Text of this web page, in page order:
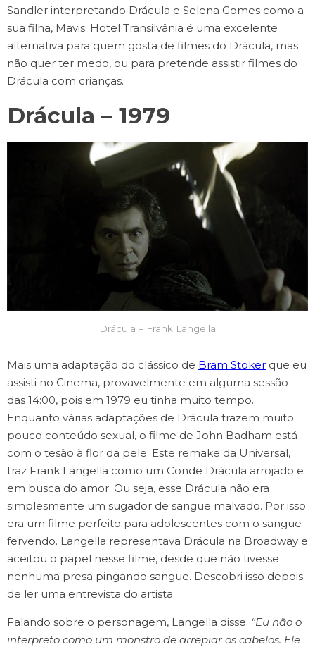
Sandler interpretando Drácula e Selena Gomes como a
sua filha, Mavis. Hotel Transilvânia é uma excelente
alternativa para quem gosta de filmes do Drácula, mas
não quer ter medo, ou para pretende assistir filmes do
Drácula com crianças.
Drácula – 1979
Drácula – Frank Langella
Mais uma adaptação do clássico de Bram Stoker que eu
assisti no Cinema, provavelmente em alguma sessão
das 14:00, pois em 1979 eu tinha muito tempo.
Enquanto várias adaptações de Drácula trazem muito
pouco conteúdo sexual, o filme de John Badham está
com o tesão à flor da pele. Este remake da Universal,
traz Frank Langella como um Conde Drácula arrojado e
em busca do amor. Ou seja, esse Drácula não era
simplesmente um sugador de sangue malvado. Por isso
era um filme perfeito para adolescentes com o sangue
fervendo. Langella representava Drácula na Broadway e
aceitou o papel nesse filme, desde que não tivesse
nenhuma presa pingando sangue. Descobri isso depois
de ler uma entrevista do artista.
Falando sobre o personagem, Langella disse: “Eu não o
interpreto como um monstro de arrepiar os cabelos. Ele